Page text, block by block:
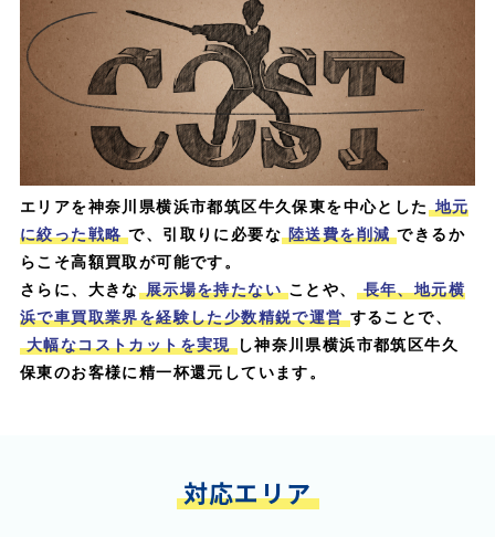
エリアを神奈川県横浜市都筑区牛久保東を中心とした 地元
に絞った戦略 で、引取りに必要な 陸送費を削減 できるか
らこそ高額買取が可能です。
さらに、大きな 展示場を持たない ことや、
長年、地元横
浜で車買取業界を経験した少数精鋭で運営 することで、
大幅なコストカットを実現 し神奈川県横浜市都筑区牛久
保東のお客様に精一杯還元しています。
対応エリア